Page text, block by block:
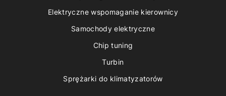
Elektryczne wspomaganie kierownicy
Samochody elektryczne
Chip tuning
Turbin
Sprężarki do klimatyzatorów